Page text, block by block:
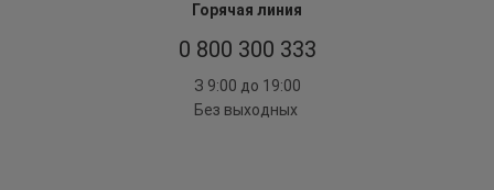
Горячая линия
0 800 300 333
З 9:00 до 19:00
Без выходных